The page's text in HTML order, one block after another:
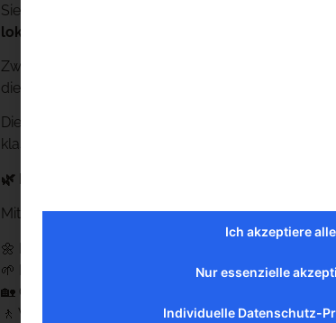
Sie suchen eine hochwertige Basalt-Palisade mit
lokalen Basalt Palisaden 12 × 12 × 50 cm
Zwei Seiten werden präzise gesägt, während die
die Palisaden eine rustikale Natursteinoptik mit
Die dunkelgraue bis anthrazitfarbene Oberfläche
klassischen Gartenanlagen.
🌿 Für welche Projekte eignen sich Basalt-
Mit dem handlichen Format von12 × 12 × 50 cm
🌼 Beeteinfassungen
🌱 Rasenkanten
🏡 Grundstücksabgrenzungen
🚶 Wegeinfassungen
Ich akzeptiere alle
Nur essenzielle
Individuelle Datenschutz-